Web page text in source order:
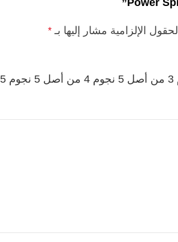
الحقول الإلزامية مشار إليها بـ *
3 من أصل 5 نجوم 4 من أصل 5 نجوم 5 من أصل 5 نجوم